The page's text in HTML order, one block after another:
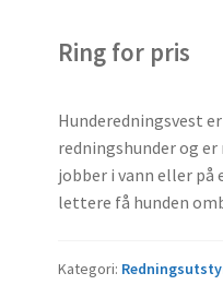
Ring for pris
Hunderedningsvest
redningshunder og
jobber i vann eller på
lettere få hunden
Kategori: